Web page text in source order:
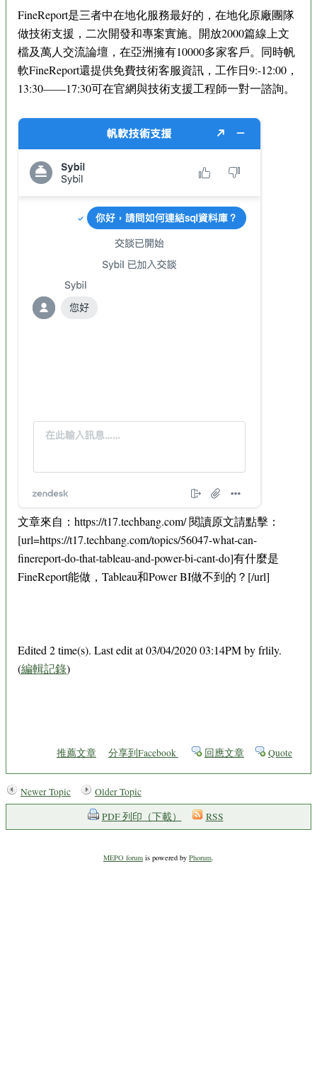
FineReport是三者中在地化服務最好的，在地化原廠團隊
做技術支援，二次開發和專案實施。開放2000篇線上文
檔及萬人交流論壇，在亞洲擁有10000多家客戶。同時帆
軟FineReport還提供免費技術客服資訊，工作日9:-12:00，
13:30——17:30可在官網與技術支援工程師一對一諮詢。
文章來自：https://t17.techbang.com/ 閱讀原文請點擊：
[url=https://t17.techbang.com/topics/56047-what-can-
finereport-do-that-tableau-and-power-bi-cant-do]有什麼是
FineReport能做，Tableau和Power BI做不到的？[/url]
Edited 2 time(s). Last edit at 03/04/2020 03:14PM by frlily.
(編輯記錄)
推薦文章 分享到Facebook 回應文章 Quote
Newer Topic
Older Topic
PDF 列印（下載）
RSS
MEPO forum is powered by Phorum